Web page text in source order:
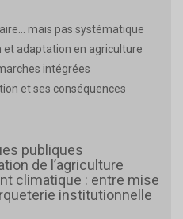
mais pas systématique
adaptation en agriculture
intégrées
et ses conséquences
publiques
de l’agriculture
climatique : entre mise
institutionnelle